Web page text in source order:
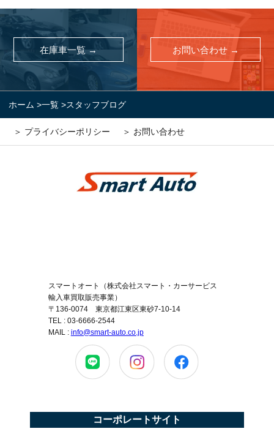
在庫車一覧 → お問い合わせ →
ホーム >一覧 >スタッフブログ
＞ プライバシーポリシー ＞ お問い合わせ
スマートオート（株式会社スマート・カーサービス
輸入車買取販売事業）
〒136-0074 東京都江東区東砂7-10-14
TEL : 03-6666-2544
MAIL : info@smart-auto.co.jp
コーポレートサイト